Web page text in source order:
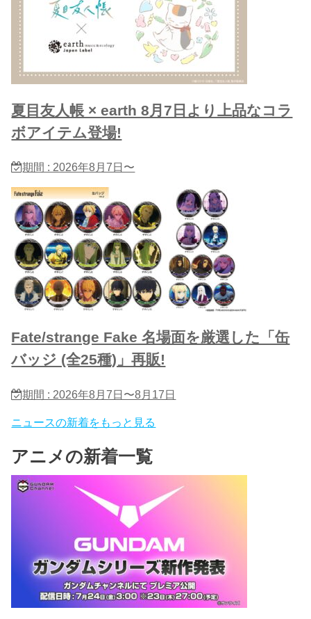
夏目友人帳 × earth 8月7日より上品なコラ
ボアイテム登場!
期間 : 2026年8月7日〜
Fate/strange Fake 名場面を厳選した「缶
バッジ (全25種)」再販!
期間 : 2026年8月7日〜8月17日
ニュースの新着をもっと見る
アニメの新着一覧